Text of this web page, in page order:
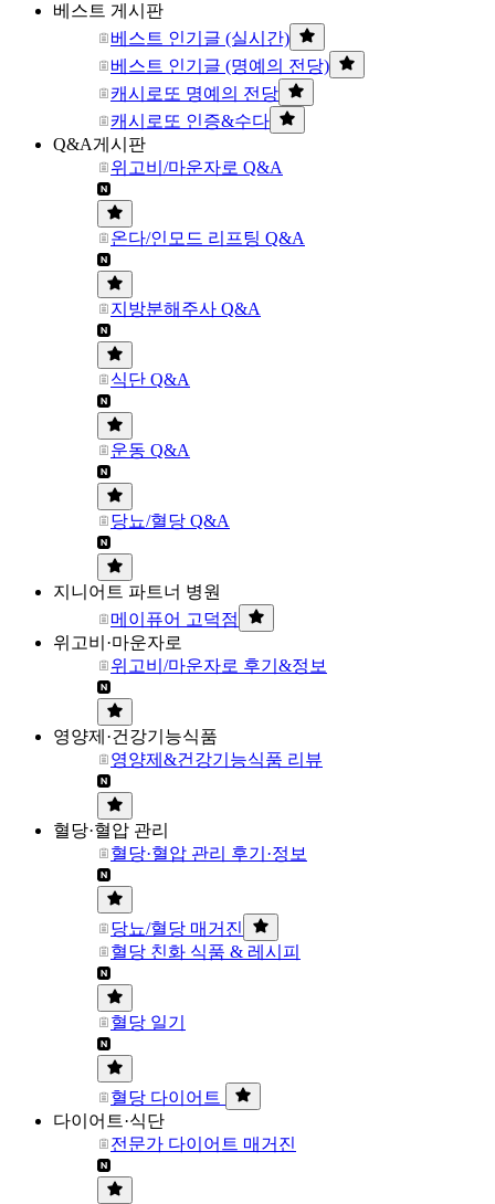
베스트 게시판
베스트 인기글 (실시간)
베스트 인기글 (명예의 전당)
캐시로또 명예의 전당
캐시로또 인증&수다
Q&A게시판
위고비/마운자로 Q&A
온다/인모드 리프팅 Q&A
지방분해주사 Q&A
식단 Q&A
운동 Q&A
당뇨/혈당 Q&A
지니어트 파트너 병원
메이퓨어 고덕점
위고비·마운자로
위고비/마운자로 후기&정보
영양제·건강기능식품
영양제&건강기능식품 리뷰
혈당·혈압 관리
혈당·혈압 관리 후기·정보
당뇨/혈당 매거진
혈당 친화 식품 & 레시피
혈당 일기
혈당 다이어트
다이어트·식단
전문가 다이어트 매거진